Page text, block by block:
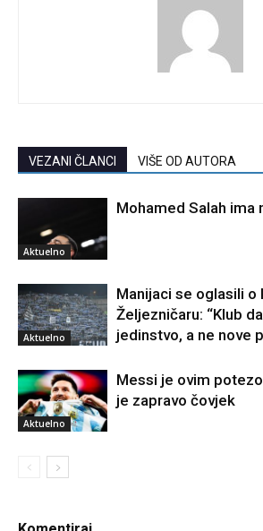
VEZANI ČLANCI VIŠE OD AUTORA
Aktuelno
Mohamed Salah ima
Aktuelno
Manijaci se oglasili o
Željezničaru: “Klub
jedinstvo, a ne nove
Aktuelno
Messi je ovim
je zapravo čovjek